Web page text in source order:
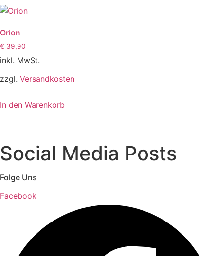
Orion
€ 39,90
inkl. MwSt.
zzgl. Versandkosten
In den Warenkorb
Social Media Posts
Folge Uns
Facebook